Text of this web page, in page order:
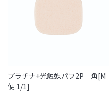
プラチナ+光触媒パフ2P 角[M
便 1/1]